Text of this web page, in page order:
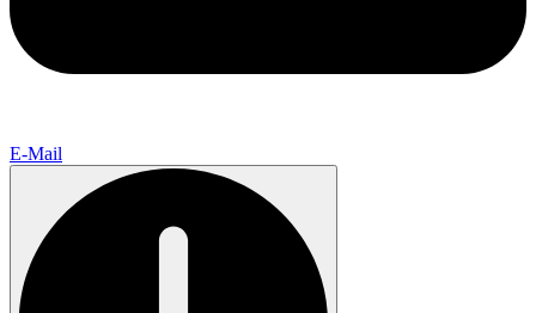
E-Mail